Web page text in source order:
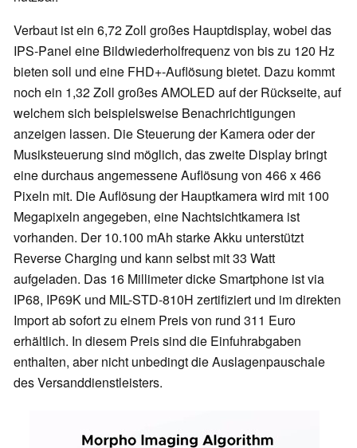
Verbaut ist ein 6,72 Zoll großes Hauptdisplay, wobei das
IPS-Panel eine Bildwiederholfrequenz von bis zu 120 Hz
bieten soll und eine FHD+-Auflösung bietet. Dazu kommt
noch ein 1,32 Zoll großes AMOLED auf der Rückseite, auf
welchem sich beispielsweise Benachrichtigungen
anzeigen lassen. Die Steuerung der Kamera oder der
Musiksteuerung sind möglich, das zweite Display bringt
eine durchaus angemessene Auflösung von 466 x 466
Pixeln mit. Die Auflösung der Hauptkamera wird mit 100
Megapixeln angegeben, eine Nachtsichtkamera ist
vorhanden. Der 10.100 mAh starke Akku unterstützt
Reverse Charging und kann selbst mit 33 Watt
aufgeladen. Das 16 Millimeter dicke Smartphone ist via
IP68, IP69K und MIL-STD-810H zertifiziert und im direkten
Import ab sofort zu einem Preis von rund 311 Euro
erhältlich. In diesem Preis sind die Einfuhrabgaben
enthalten, aber nicht unbedingt die Auslagenpauschale
des Versanddienstleisters.